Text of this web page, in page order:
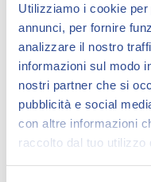
Utilizziamo i cookie
annunci, per fornire
analizzare il nostro
informazioni sul modo
nostri partner che si
pubblicità e social
con altre informazioni
raccolto dal tuo utilizzo
censurata” del
dello stesso anno
cartonato “Il Piccolo
l’avventura”, un
eroi più amati della
Alla guida della
Mercuri, calabrese,
appassionato e